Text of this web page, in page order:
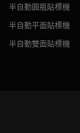
半自動圓瓶貼標機
半自動平面貼標機
半自動雙面貼標機